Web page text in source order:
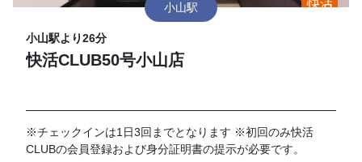
小山駅
小山駅より26分
快活CLUB50号小山店
※チェックインは1日3回までとなります ※初回のみ快活
CLUBの会員登録および身分証明書の提示が必要です。